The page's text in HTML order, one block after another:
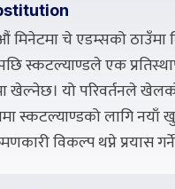
मिनेटमा चे एडम्सको ठाउँमा
स्कटल्याण्डले एक
खेल्नेछ। यो परिवर्तनले
स्कटल्याण्डको लागि नयाँ
विकल्प थप्ने प्रयास